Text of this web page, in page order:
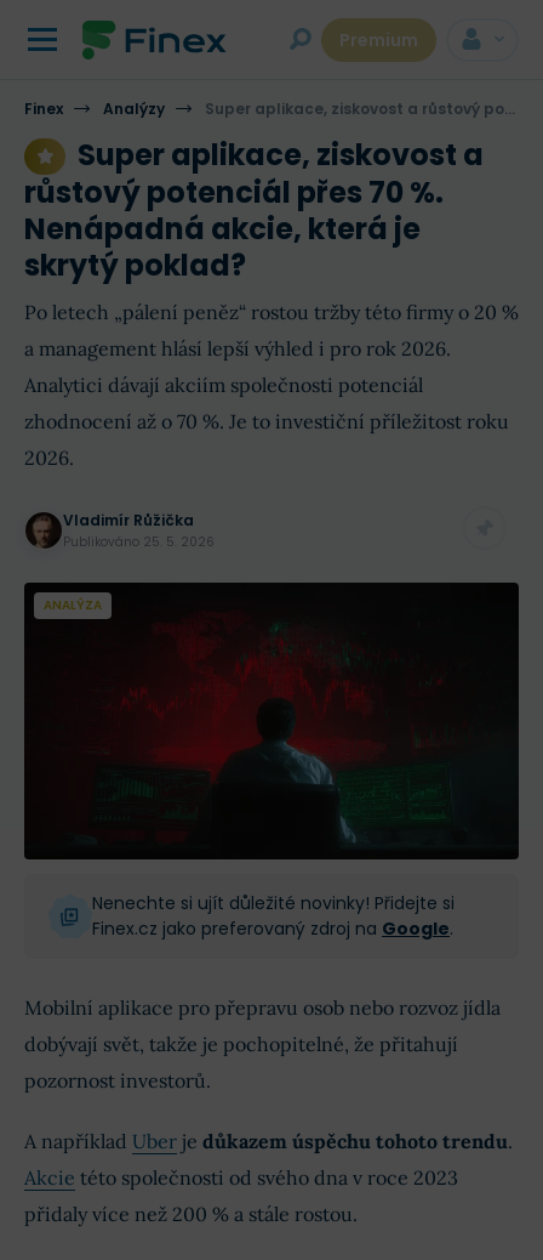
Premium
Finex Analýzy Super aplikace, ziskovost a růstový potenciál přes 70 %. Nenápadná akcie, která je skrytý poklad?
Super aplikace, ziskovost a
růstový potenciál přes 70 %.
Nenápadná akcie, která je
skrytý poklad?
Po letech „pálení peněz“ rostou tržby této firmy o 20 %
a management hlásí lepší výhled i pro rok 2026.
Analytici dávají akciím společnosti potenciál
zhodnocení až o 70 %. Je to investiční příležitost roku
2026.
Vladimír Růžička
Publikováno 25. 5. 2026
ANALÝZA
Nenechte si ujít důležité novinky! Přidejte si
Finex.cz jako preferovaný zdroj na Google.
Mobilní aplikace pro přepravu osob nebo rozvoz jídla
dobývají svět, takže je pochopitelné, že přitahují
pozornost investorů.
A například Uber je důkazem úspěchu tohoto trendu.
Akcie této společnosti od svého dna v roce 2023
přidaly více než 200 % a stále rostou.